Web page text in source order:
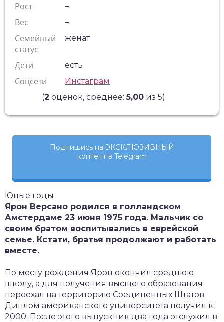
Рост –
Вес –
Семейный
статус
женат
Дети есть
Соцсети
Инстаграм
(2 оценок, среднее:5,00 из 5)
Подпишись на ЭКСКЛЮЗИВНЫЙ
контент в Telegram
Юные годы
Ярон Версано родился в голландском
Амстердаме 23 июня 1975 года. Мальчик со
своим братом воспитывались в еврейской
семье. Кстати, братья продолжают и работать
вместе.
По месту рождения Ярон окончил среднюю
школу, а для получения высшего образования
переехал на территорию Соединенных Штатов.
Диплом американского университета получил к
2000. После этого выпускник два года отслужил в